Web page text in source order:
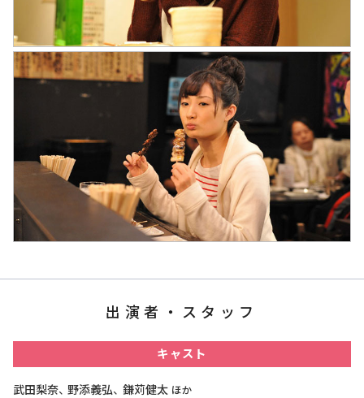
出演者・スタッフ
キャスト
武田梨奈 野添義弘 鎌苅健太 ほか